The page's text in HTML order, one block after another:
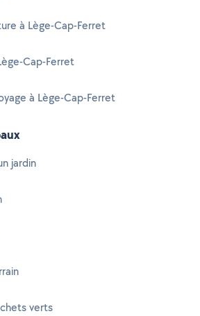
à Lège-Cap-Ferret
Cap-Ferret
à Lège-Cap-Ferret
jardin
verts